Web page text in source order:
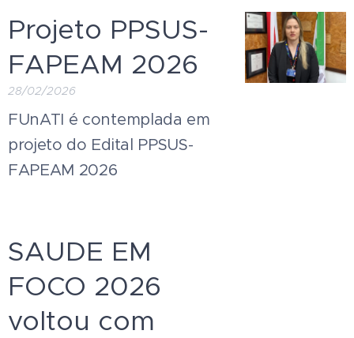
Projeto PPSUS-
FAPEAM 2026
28/02/2026
FUnATI é contemplada em
projeto do Edital PPSUS-
FAPEAM 2026
SAUDE EM
FOCO 2026
voltou com